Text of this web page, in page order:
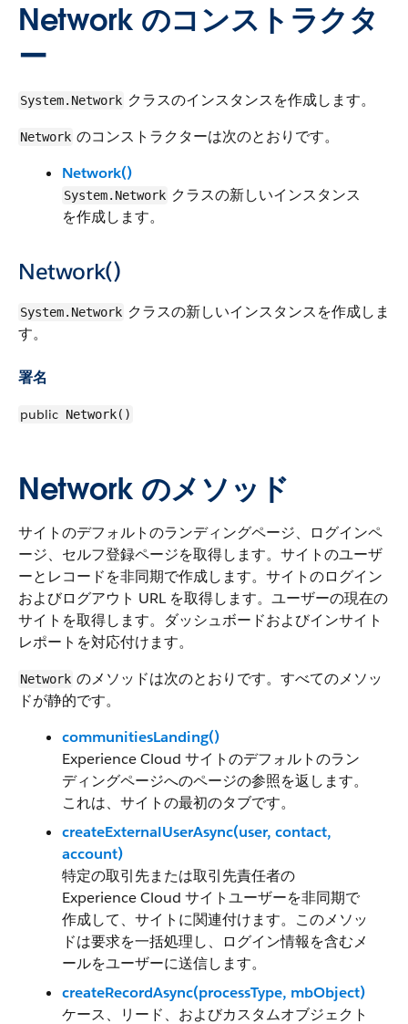
Network のコンストラクタ
ー
System.Network クラスのインスタンスを作成します。
Network のコンストラクターは次のとおりです。
Network()
System.Network クラスの新しいインスタンス
を作成します。
Network()
System.Network クラスの新しいインスタンスを作成しま
す。
署名
public Network()
Network のメソッド
サイトのデフォルトのランディングページ、ログインペ
ージ、セルフ登録ページを取得します。サイトのユーザ
ーとレコードを非同期で作成します。サイトのログイン
およびログアウト URL を取得します。ユーザーの現在の
サイトを取得します。ダッシュボードおよびインサイト
レポートを対応付けます。
Network のメソッドは次のとおりです。すべてのメソッ
ドが静的です。
communitiesLanding()
Experience Cloud サイトのデフォルトのラン
ディングページへのページの参照を返します。
これは、サイトの最初のタブです。
createExternalUserAsync(user, contact,
account)
特定の取引先または取引先責任者の
Experience Cloud サイトユーザーを非同期で
作成して、サイトに関連付けます。このメソッ
ドは要求を一括処理し、ログイン情報を含むメ
ールをユーザーに送信します。
createRecordAsync(processType, mbObject)
ケース、リード、およびカスタムオブジェクト